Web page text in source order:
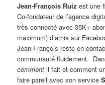
Jean-François Ruiz est une
Co-fondateur de l’agence
très connecté avec 35K+
maximum) d’amis sur
Jean-François reste en
communauté fluidement.
comment il fait et comment
faire pareil avec son service